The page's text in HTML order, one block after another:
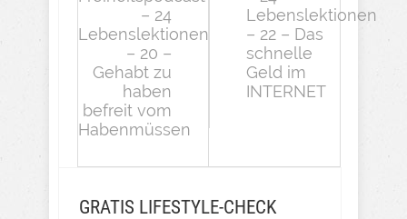
– 24
Lebenslektionen
– 20 –
Gehabt zu
haben
befreit vom
Habenmüssen
Lebenslektionen
– 22 – Das
schnelle
Geld im
INTERNET
GRATIS LIFESTYLE-CHECK